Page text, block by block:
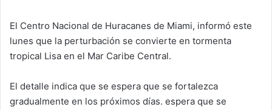
El Centro Nacional de Huracanes de Miami, informó este
lunes que la perturbación se convierte en tormenta
tropical Lisa en el Mar Caribe Central.
El detalle indica que se espera que se fortalezca
gradualmente en los próximos días. espera que se